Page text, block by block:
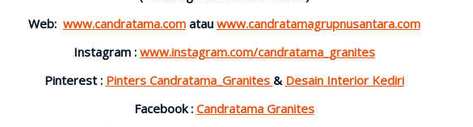
Web: www.candratama.com atau www.candratamagrupnusantara.com
Instagram : www.instagram.com/candratama_granites
Pinterest : Pinters Candratama_Granites & Desain Interior Kediri
Facebook : Candratama Granites